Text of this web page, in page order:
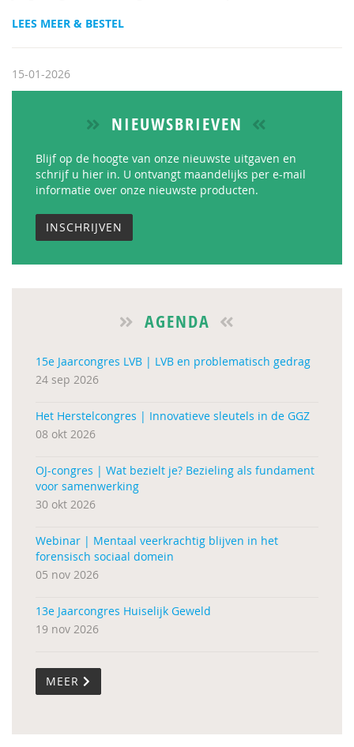
LEES MEER & BESTEL
15-01-2026
NIEUWSBRIEVEN
Blijf op de hoogte van onze nieuwste uitgaven en
schrijf u hier in. U ontvangt maandelijks per e-mail
informatie over onze nieuwste producten.
INSCHRIJVEN
AGENDA
15e Jaarcongres LVB | LVB en problematisch gedrag
24 sep 2026
Het Herstelcongres | Innovatieve sleutels in de GGZ
08 okt 2026
OJ-congres | Wat bezielt je? Bezieling als fundament
voor samenwerking
30 okt 2026
Webinar | Mentaal veerkrachtig blijven in het
forensisch sociaal domein
05 nov 2026
13e Jaarcongres Huiselijk Geweld
19 nov 2026
MEER